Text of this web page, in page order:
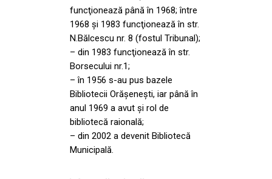
funcţionează până în 1968; între
1968 şi 1983 funcţionează în str.
N.Bălcescu nr. 8 (fostul Tribunal);
– din 1983 funcţionează în str.
Borsecului nr.1;
– în 1956 s-au pus bazele
Bibliotecii Orăşeneşti, iar până în
anul 1969 a avut şi rol de
bibliotecă raională;
– din 2002 a devenit Bibliotecă
Municipală.